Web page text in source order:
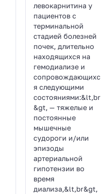
левокарнитина у
пациентов с
терминальной
стадией болезней
почек, длительно
находящихся на
гемодиализе и
сопровождающихс
я следующими
состояниями:&lt,br
&gt, — тяжелые и
постоянные
мышечные
судороги и/или
эпизоды
артериальной
гипотензии во
время
диализа,&lt,br&gt,